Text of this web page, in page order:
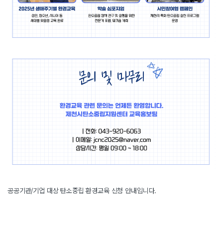
공공기관/기업 대상 탄소중립 환경교육 신청 안내입니다.